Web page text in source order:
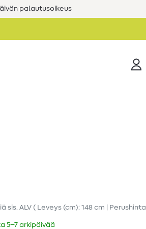
palautusoikeus
sis. ALV ( Leveys (cm): 148 cm | Perushinta
5–7 arkipäivää